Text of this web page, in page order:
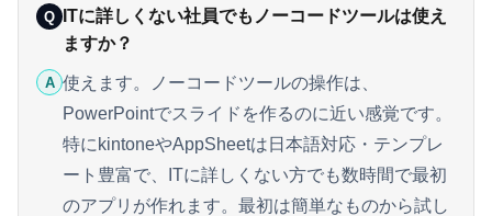
Q
ITに詳しくない社員でもノーコードツールは使え
ますか？
A 使えます。ノーコードツールの操作は、
PowerPointでスライドを作るのに近い感覚です。
特にkintoneやAppSheetは日本語対応・テンプレ
ート豊富で、ITに詳しくない方でも数時間で最初
のアプリが作れます。最初は簡単なものから試し